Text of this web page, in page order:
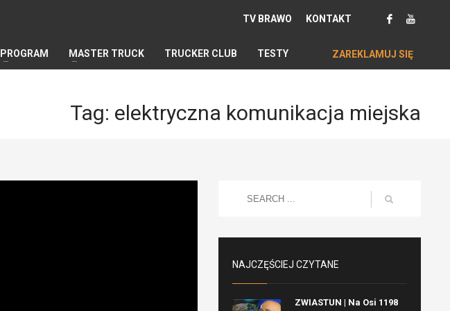
TV BRAWO KONTAKT
PROGRAM MASTER TRUCK TRUCKER CLUB TESTY ZAREKLAMUJ SIĘ
Tag: elektryczna komunikacja miejska
NAJCZĘŚCIEJ CZYTANE
ZWIASTUN | Na Osi 1198